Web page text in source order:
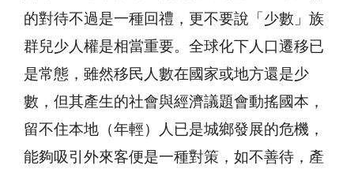
的對待不過是一種回禮，更不要說「少數」族
群兒少人權是相當重要。全球化下人口遷移已
是常態，雖然移民人數在國家或地方還是少
數，但其產生的社會與經濟議題會動搖國本，
留不住本地（年輕）人已是城鄉發展的危機，
能夠吸引外來客便是一種對策，如不善待，產